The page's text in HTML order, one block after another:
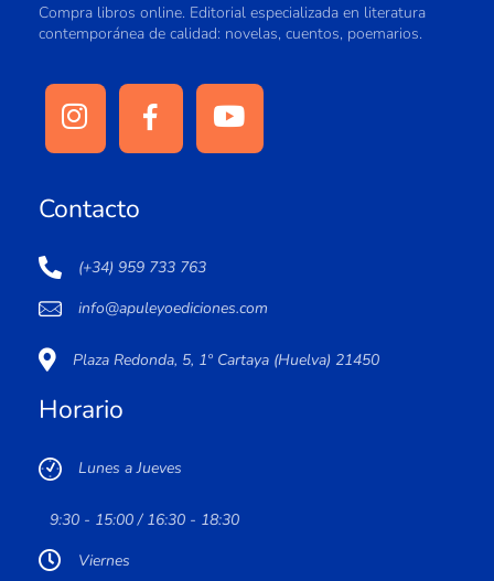
Compra libros online. Editorial especializada en literatura
contemporánea de calidad: novelas, cuentos, poemarios.
Contacto
(+34) 959 733 763
info@apuleyoediciones.com
Plaza Redonda, 5, 1º Cartaya (Huelva) 21450
Horario
Lunes a Jueves
9:30 - 15:00 / 16:30 - 18:30
Viernes